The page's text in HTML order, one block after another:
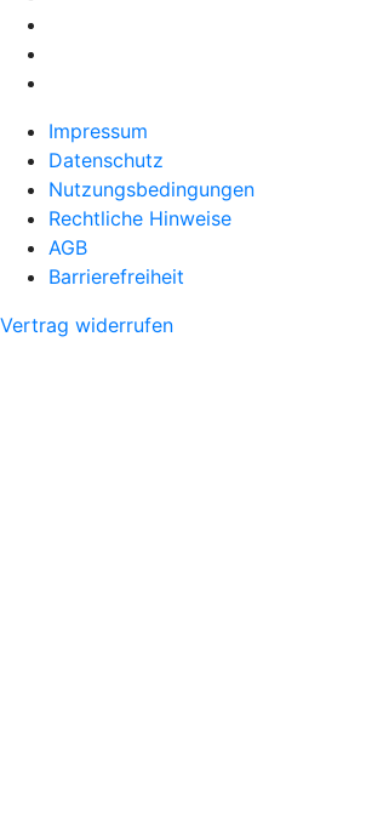
Impressum
Datenschutz
Nutzungsbedingungen
Rechtliche Hinweise
AGB
Barrierefreiheit
Vertrag widerrufen